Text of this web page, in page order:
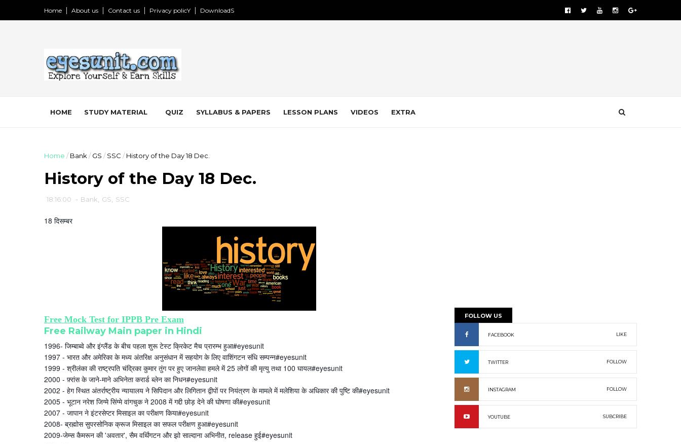
Home About us Contact us Privacy policY DownloadS
HOME STUDY MATERIAL QUIZ SYLLABUS & PAPERS LESSON PLANS VIDEOS EXTRA
Home / Bank / GS / SSC / History of the Day 18 Dec.
History of the Day 18 Dec.
18:16:00 - Bank GS SSC
18 दिसम्बर
Free Mock Test for IPPB Pre Exam
Free Railway Main paper in Hindi
1996- जिम्बाब्वे और इंग्लैंड के बीच पहला शुरू टेस्ट क्रिकेट मैच प्रारम्भ हुआ#eyesunit
1997 - भारत और अमेरिका के मध्य अंतरिक्ष अनुसंधान में सहयोग के लिए वाशिंगटन संधि सम्पन्न#eyesunit
1999 - श्रीलंका की राष्ट्रपति चंद्रिका कुमार तुंग पर हुए जानलेवा हमले में 25 लोगों की मृत्यु तथा 100 घायल#eyesunit
2000 - फ़्रांस के जाने-माने अभिनेता करार्ड ब्लेन का निधन#eyesunit
2002 - हेग स्थित अंतर्राष्ट्रीय न्यायालय ने सिपिदान और लिगितान द्वीपों पर नियंत्रण के मामले में मलेशिया के अधिकार की पुष्टि की#eyesunit
2005 - भूटान नरेश जिग्मे सिंग्मे वांगचुक ने 2008 में गद्दी छोड़ देने की घोषणा की#eyesunit
2007 - जापान ने इंटरसेप्टर मिसाइल का परीक्षण किया#eyesunit
2008- ब्रह्मोस सुपरसोनिक क्रूज मिसाइल का सफल परीक्षण हुआ#eyesunit
2009-जेम्स कैमरून की 'अवतार', सैम वर्थिंगटन और झो साल्दाना अभिनीत, release हुई#eyesunit
FOLLOW US
FACEBOOK LIKE
TWITTER FOLLOW
INSTAGRAM FOLLOW
YOUTUBE SUBCRIBE